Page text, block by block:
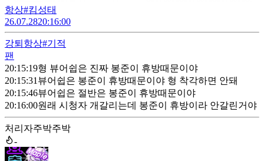
항상#킴성태
26.07.2820:16:00
강퇴 항상#기적
팬
20:15:19형 뷰어쉽은 진짜 봉준이 휴방때문이야
20:15:31 뷰어쉽은 봉준이 휴방때문이야 형 착각하면 안돼
20:15:46뷰어쉽은 절반은 봉준이 휴방때문이야
20:16:00원래 시청자 개갈리는데 봉준이 휴방이라 안갈린거야
처리자주박주박
-